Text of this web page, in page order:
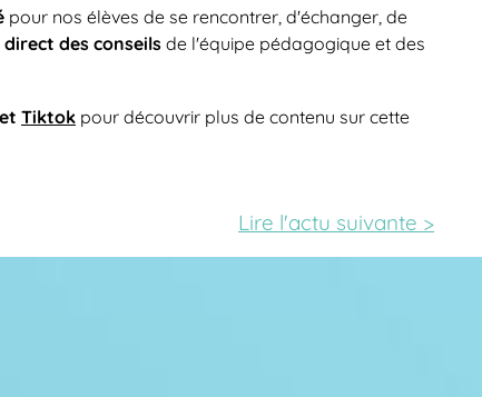
pour nos élèves de se rencontrer, d'échanger, de
des conseilsde l'équipe pédagogique et des
et Tiktok pour découvrir plus de contenu sur cette
Lire l'actu suivante >